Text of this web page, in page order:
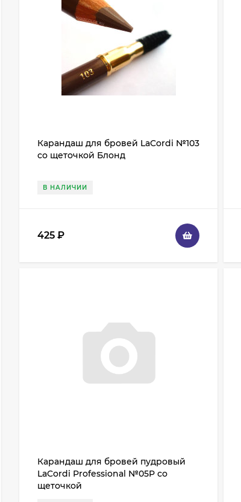
Карандаш для бровей LaCordi №103
со щеточкой Блонд
В НАЛИЧИИ
425 ₽
Карандаш для бровей пудровый
LaCordi Professional №05P со
щеточкой